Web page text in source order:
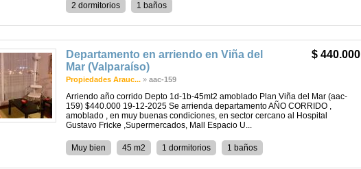
2 dormitorios 1 baños
$ 440.000
Departamento en arriendo en Viña del
Mar (Valparaíso)
Propiedades Arauc... » aac-159
Arriendo año corrido Depto 1d-1b-45mt2 amoblado Plan Viña del Mar (aac-
159) $440.000 19-12-2025 Se arrienda departamento AÑO CORRIDO ,
amoblado , en muy buenas condiciones, en sector cercano al Hospital
Gustavo Fricke ,Supermercados, Mall Espacio U...
Muy bien 45 m2 1 dormitorios 1 baños